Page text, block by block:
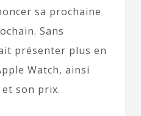
sa prochaine
Sans
présenter plus en
Watch, ainsi
son prix.